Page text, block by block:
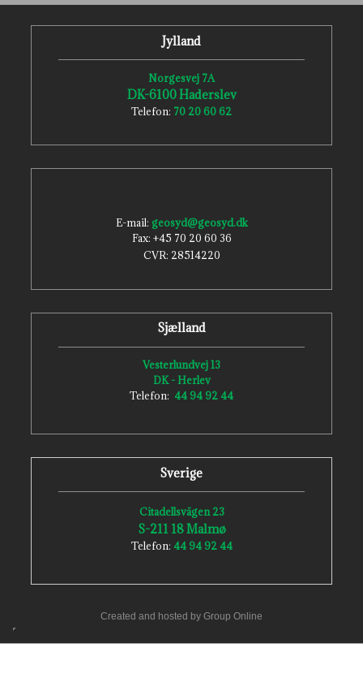
Jylland
Norgesvej 7A
DK-6100 Haderslev​
Telefon: 70 20 60 62
E-mail: geosyd@geosyd.dk
Fax: +45 70 20 60 36
CVR: ​28514220
Sjælland
Vesterlundvej 13
DK - Herlev
Telefon: 44 94 92 44
Sverige
Citadellsvägen 23
S-211 18 Malmø
Telefon: 44 94 92 44
Created and hosted by Group Online